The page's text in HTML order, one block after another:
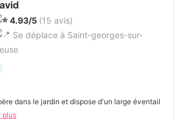
4.93/5 (15 avis)
Se déplace à Saint-georges-sur-
dans le jardin et dispose d'un large éventail
plus